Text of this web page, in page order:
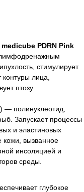
medicube PDRN Pink
стимулирует
лица,
птозу.
— полинуклеотид,
Запускает процессы
и эластиновых
кожи, вызванное
инсоляцией и
среды.
глубокое